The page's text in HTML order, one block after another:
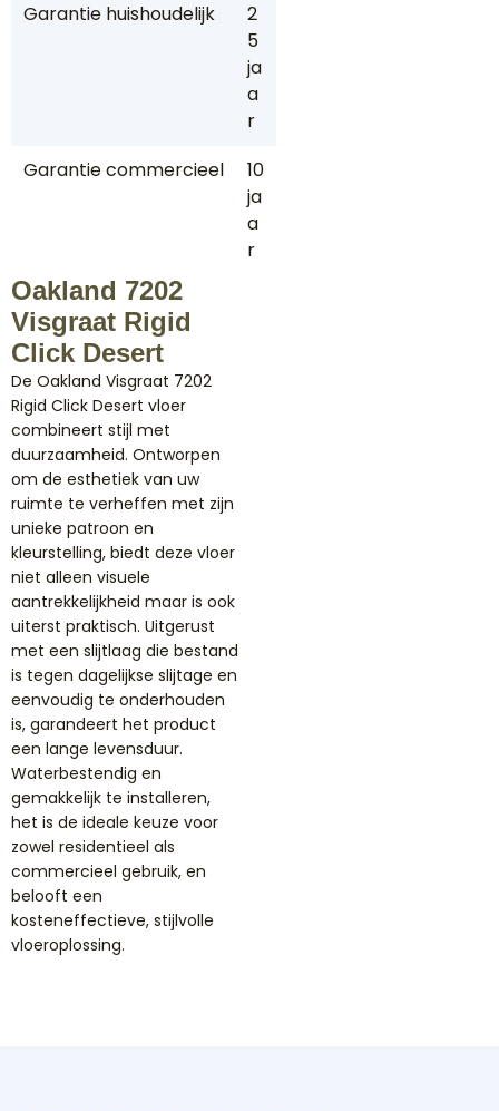
Garantie huishoudelijk
2
5
ja
a
r
Garantie commercieel
10
ja
a
r
Oakland 7202
Visgraat Rigid
Click Desert
De Oakland Visgraat 7202
Rigid Click Desert vloer
combineert stijl met
duurzaamheid. Ontworpen
om de esthetiek van uw
ruimte te verheffen met zijn
unieke patroon en
kleurstelling, biedt deze vloer
niet alleen visuele
aantrekkelijkheid maar is ook
uiterst praktisch. Uitgerust
met een slijtlaag die bestand
is tegen dagelijkse slijtage en
eenvoudig te onderhouden
is, garandeert het product
een lange levensduur.
Waterbestendig en
gemakkelijk te installeren,
het is de ideale keuze voor
zowel residentieel als
commercieel gebruik, en
belooft een
kosteneffectieve, stijlvolle
vloeroplossing.